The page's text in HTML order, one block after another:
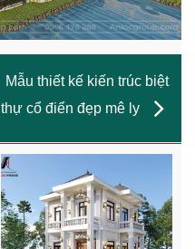
Mẫu thiết kế kiến trúc biệt
thự cổ điển đẹp mê ly